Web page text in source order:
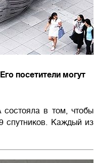
посетители могут
состояла в том, чтобы
спутников. Каждый из